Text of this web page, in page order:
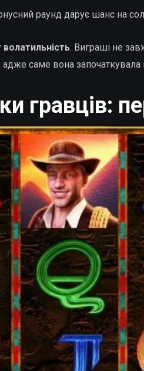
раунд дарує шанс на
волатильність. Виграші не
саме вона
гравців: